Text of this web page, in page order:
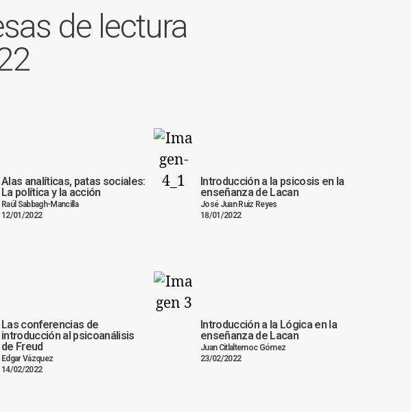
de lectura
Alas analíticas, patas sociales:
La política y la acción
Raúl Sabbagh-Mancilla
12/01/2022
Las conferencias de
introducción al psicoanálisis
de Freud
Edgar Vázquez
14/02/2022
Introducción a la psicosis en la
enseñanza de Lacan
José Juan Ruiz Reyes
18/01/2022
Introducción a la Lógica en la
enseñanza de Lacan
Juan Citlaltemoc Gómez
23/02/2022